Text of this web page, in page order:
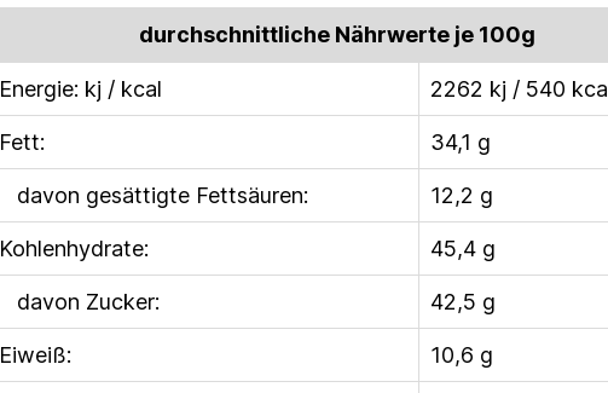
durchschnittliche Nährwerte je 100g
Energie: kj / kcal 2262 kj / 540
Fett: 34,1 g
davon gesättigte Fettsäuren: 12,2 g
Kohlenhydrate: 45,4 g
davon Zucker: 42,5 g
Eiweiß: 10,6 g